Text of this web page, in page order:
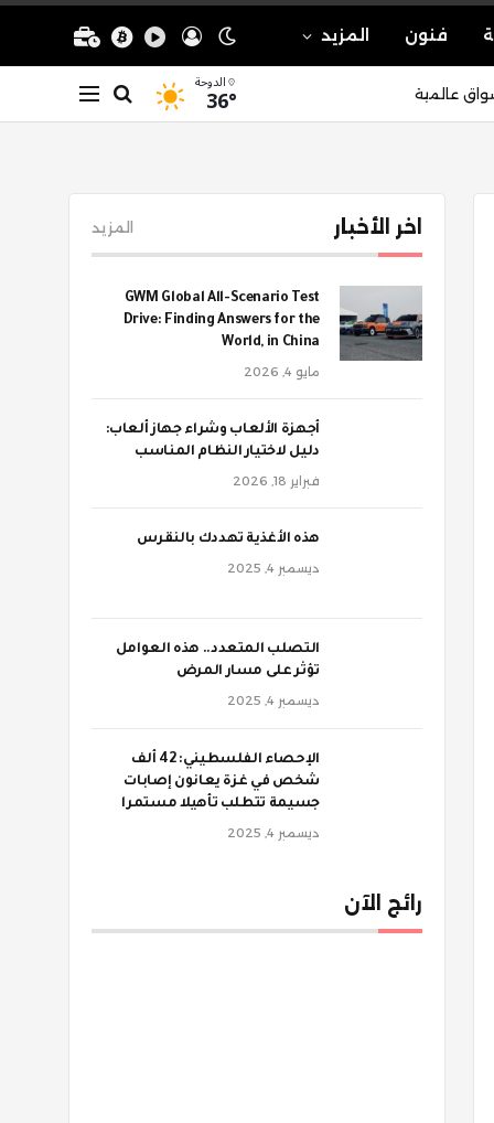
فنون المزيد
عالمية الدوحة
36°
اخر الأخبار المزيد
GWM Global All-Scenario Test
Drive: Finding Answers for the
World, in China
مايو 4, 2026
أجهزة الألعاب وشراء جهاز ألعاب:
دليل لاختيار النظام المناسب
فبراير 18, 2026
‫هذه الأغذية تهددك بالنقرس
ديسمبر 4, 2025
‫التصلب المتعدد.. هذه العوامل
تؤثر على مسار المرض
ديسمبر 4, 2025
الإحصاء الفلسطيني: 42 ألف
شخص في غزة يعانون إصابات
جسيمة تتطلب تأهيلا مستمرا
ديسمبر 4, 2025
رائج الآن